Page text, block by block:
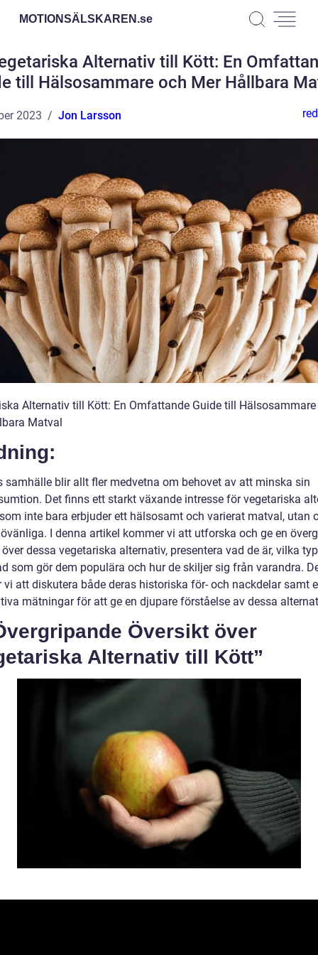
MOTIONSÄLSKAREN.se
Alternativ till Kött: En
till Hälsosammare och Mer Hållbara
2023 Jon Larsson
Alternativ till Kött: En Omfattande Guide till
Matval
samhälle blir allt fler medvetna om behovet av att minska sin
Det finns ett starkt växande intresse för vegetariska
inte bara erbjuder ett hälsosamt och varierat matval, utan
I denna artikel kommer vi att utforska och ge en
dessa vegetariska alternativ, presentera vad de är, vilka
som gör dem populära och hur de skiljer sig från varandra.
vi att diskutera både deras historiska för- och nackdelar samt
mätningar för att ge en djupare förståelse av dessa
Översikt över
Alternativ till Kött”